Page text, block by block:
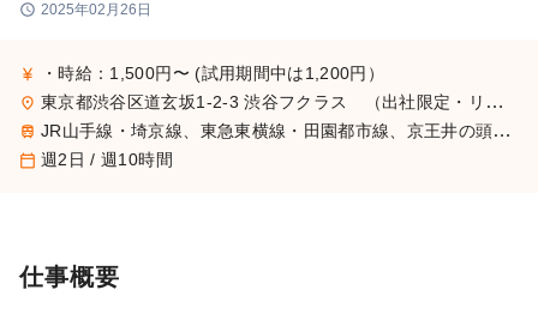
schedule 2025年02月26日
currency_yen ・時給：1,500円〜 (試用期間中は1,200円）
place 東京都渋谷区道玄坂1-2-3 渋谷フクラス （出社限定・リモート不可）
train JR山手線・埼京線、東急東横線・田園都市線、京王井の頭線、地下鉄銀座線・半蔵門線の渋谷駅より徒歩1分
calendar_today 週2日 / 週10時間
仕事概要